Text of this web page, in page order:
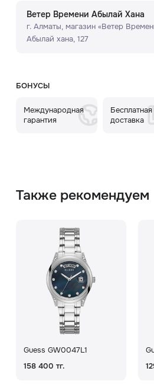
Ветер Времени Абылай Хана
г. Алматы, ​магазин «Ветер
Абылай хана, 127
БОНУСЫ
Международная
гарантия
Бесплатная
доставка
Также рекомендуем
Guess GW0047L1
158 400 тг.